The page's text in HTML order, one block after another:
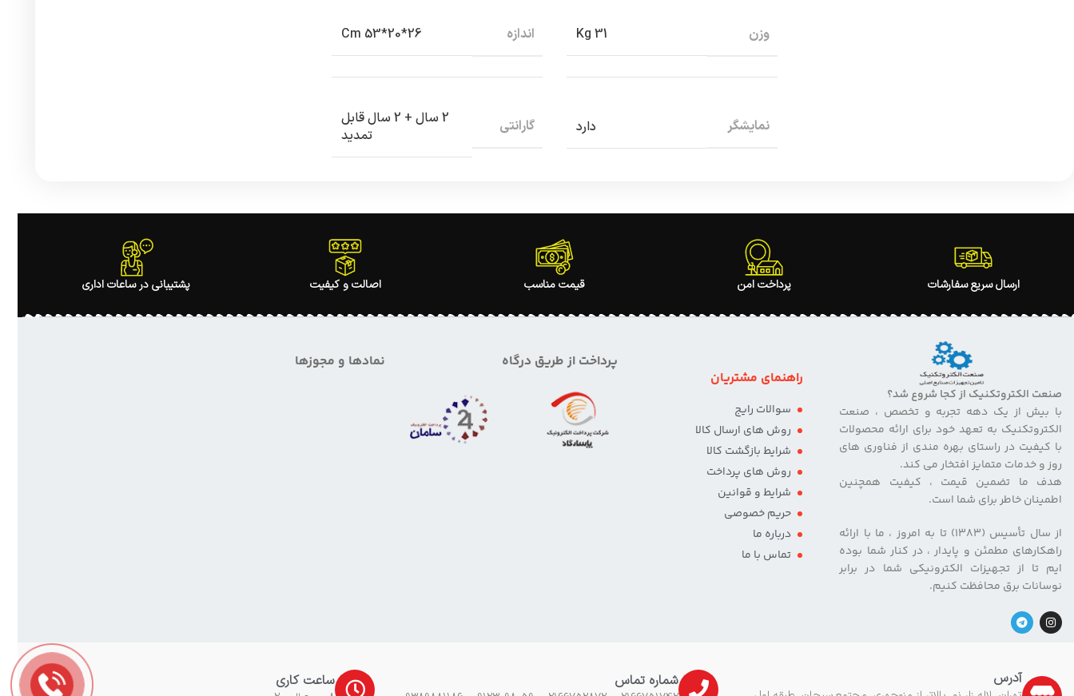
وزن 31 Kg اندازه 26*20*53 Cm
نمایشگر دارد گارانتی
2 سال + 2 سال قابل
تمدید
ارسال سریع سفارشات پرداخت امن قیمت مناسب اصالت و کیفیت پشتیبانی در ساعات اداری
صنعت الکتروتکنیک از کجا شروع شد؟
با بیش از یک دهه تجربه و تخصص ، صنعت
الکتروتکنیک به تعهد خود برای ارائه محصولات
با کیفیت در راستای بهره مندی از فناوری های
روز و خدمات متمایز افتخار می کند.
هدف ما تضمین قیمت ، کیفیت همچنین
اطمینان خاطر برای شما است.
از سال تأسیس (۱۳۸۳) تا به امروز ، ما با ارائه
راهکارهای مطمئن و پایدار ، در کنار شما بوده
ایم تا از تجهیزات الکترونیکی شما در برابر
نوسانات برق محافظت کنیم.
راهنمای مشتریان
سوالات رایج
روش های ارسال کالا
شرایط بازگشت کالا
روش های پرداخت
شرایط و قوانین
حریم خصوصی
درباره ما
تماس با ما
پرداخت از طریق درگاه نمادها و مجوزها
آدرس شماره تماس ساعت کاری